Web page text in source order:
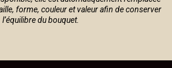
forme, couleur et valeur afin de conserver
l’équilibre du bouquet.